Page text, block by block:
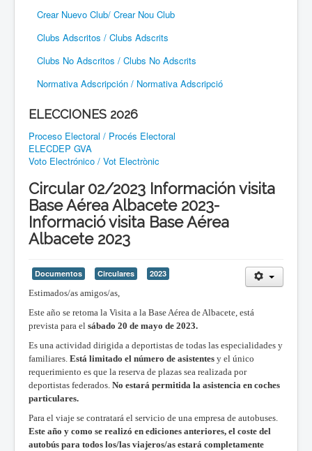
Crear Nuevo Club/ Crear Nou Club
Clubs Adscritos / Clubs Adscrits
Clubs No Adscritos / Clubs No Adscrits
Normativa Adscripción / Normativa Adscripció
ELECCIONES 2026
Proceso Electoral / Procés Electoral
ELECDEP GVA
Voto Electrónico / Vot Electrònic
Circular 02/2023 Información visita
Base Aérea Albacete 2023-
Informació visita Base Aérea
Albacete 2023
Documentos Circulares
2023
Estimados/as amigos/as,
Este año se retoma la Visita a la Base Aérea de Albacete, está
prevista para el sábado 20 de mayo de 2023.
Es una actividad dirigida a deportistas de todas las especialidades y
familiares. Está limitado el número de asistentes y el único
requerimiento es que la reserva de plazas sea realizada por
deportistas federados. No estará permitida la asistencia en coches
particulares.
Para el viaje se contratará el servicio de una empresa de autobuses.
Este año y como se realizó en ediciones anteriores, el coste del
autobús para todos los/las viajeros/as estará completamente